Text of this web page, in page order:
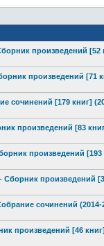
произведений [52
произведений [71
сочинений [179 книг]
произведений [83
произведений [193
произведений
сочинений (2014-
произведений [46